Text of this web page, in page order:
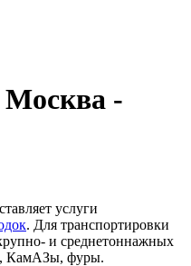
Москва -
услуги
. Для транспортировки
и среднетоннажных
КамАЗы, фуры.